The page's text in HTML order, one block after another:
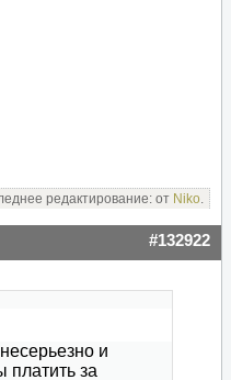
редактирование: от Niko.
#132922
и
за